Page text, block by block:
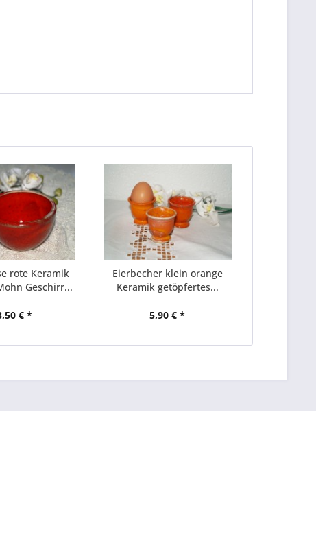
rote Keramik
Geschirr...
€ *
Eierbecher klein orange
Keramik getöpfertes...
5,90 € *